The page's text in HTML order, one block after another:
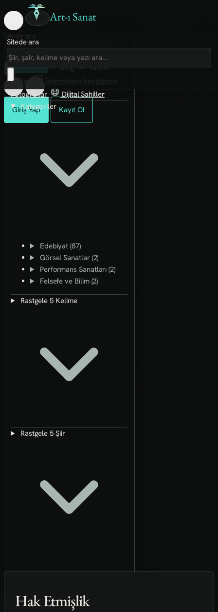
Art-ı Sanat
Giriş Yap Kayıt Ol
Sitede ara
Art-ı Sosyal
İmece
Kütüphane
Blog
Fanzin
Rafları
Fotoğraflar
Dijital Sahiller
Kategoriler
Edebiyat (87)
Görsel Sanatlar (2)
Performans Sanatları (2)
Felsefe ve Bilim (2)
Rastgele 5 Kelime
Rastgele 5 Şiir
Hak Etmişlik